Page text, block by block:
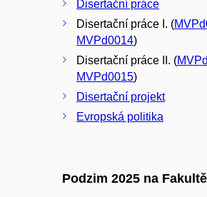
Disertační práce
Disertační práce I. (
MVPd0014)
Disertační práce II. (
MVPd0015)
Disertační projekt
Evropská politika
Podzim 2025 na